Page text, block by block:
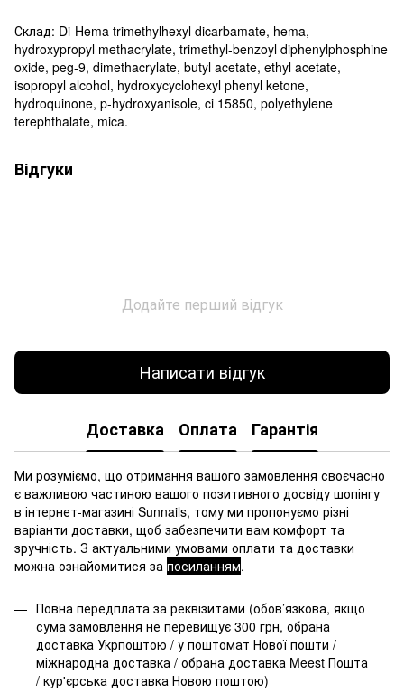
Склад: Di-Hema trimethylhexyl dicarbamate, hema,
hydroxypropyl methacrylate, trimethyl-benzoyl diphenylphosphine
oxide, peg-9, dimethacrylate, butyl acetate, ethyl acetate,
isopropyl alcohol, hydroxycyclohexyl phenyl ketone,
hydroquinone, p-hydroxyanisole, ci 15850, polyethylene
terephthalate, mica.
Відгуки
Додайте перший відгук
Написати відгук
Доставка Оплата Гарантія
Ми розуміємо, що отримання вашого замовлення своєчасно
є важливою частиною вашого позитивного досвіду шопінгу
в інтернет-магазині Sunnails, тому ми пропонуємо різні
варіанти доставки, щоб забезпечити вам комфорт та
зручність. З актуальними умовами оплати та доставки
можна ознайомитися за посиланням.
Повна передплата за реквізитами (обов’язкова, якщо
сума замовлення не перевищує 300 грн, обрана
доставка Укрпоштою / у поштомат Нової пошти /
міжнародна доставка / обрана доставка Meest Пошта
/ кур'єрська доставка Новою поштою)